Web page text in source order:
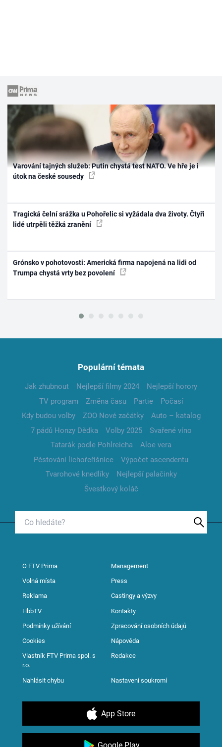
Varování tajných služeb: Putin chystá test NATO. Ve hře je i
útok na české sousedy
Tragická čelní srážka u Pohořelic si vyžádala dva životy. Čtyři
lidé utrpěli těžká zranění
Grónsko v pohotovosti: Americká firma napojená na lidi od
Trumpa chystá vrty bez povolení
Populární témata
Jak zhubnout Nejlepší filmy 2024
Nejlepší horory
TV program
Změna času Partie
Počasí
Kdy budou volby
ZOO Nové začátky
Auto – katalog
7 pádů Honzy Dědka
Volby 2025
Svařené víno
Tatarák podle Pohlreicha
Aloe vera
Pěstování lichořeřišnice
Výpočet ascendentu
Tvarohové knedlíky
Nejlepší palačinky
Švestkový koláč
O FTV Prima Management
Volná místa Press
Reklama Castingy a výzvy
HbbTV Kontakty
Podmínky užívání Zpracování osobních údajů
Cookies Nápověda
Vlastník FTV Prima spol. s
r.o.
Redakce
Nahlásit chybu Nastavení soukromí
App Store